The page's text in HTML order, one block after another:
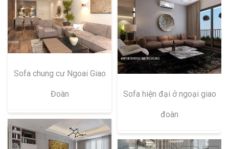
Sofa chung cư Ngoai Giao
Đoàn Sofa hiện đại ở ngoại giao
đoàn